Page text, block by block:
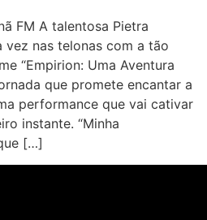
FM A talentosa Pietra
vez nas telonas com a tão
“Empirion: Uma Aventura
que promete encantar a
performance que vai cativar
instante. “Minha
[…]